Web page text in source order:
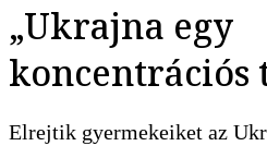
„Ukrajna egy
koncentrációs
Elrejtik gyermekeiket az